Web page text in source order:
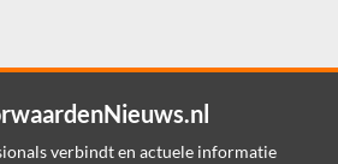
verbindt en actuele informatie